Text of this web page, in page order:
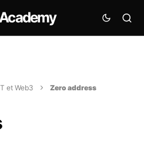
et Web3 Zero address